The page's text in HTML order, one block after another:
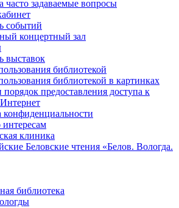
часто задаваемые вопросы
событий
концертный зал
выставок
библиотекой
библиотекой в картинках
порядок предоставления доступа к
клиника
Беловские чтения «Белов. Вологда.
библиотека